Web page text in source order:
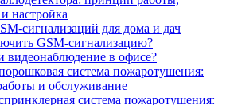
настройка
сигнализаций для дома и дач
GSM-сигнализацию?
видеонаблюдение в офисе?
система пожаротушения:
и обслуживание
система пожаротушения: